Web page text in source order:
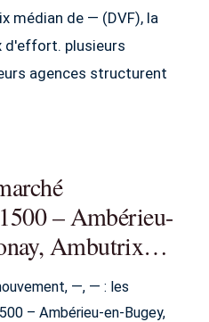
médian de — (DVF), la
d'effort. plusieurs
agences structurent
– Ambérieu-
Ambutrix…
—, — : les
– Ambérieu-en-Bugey,